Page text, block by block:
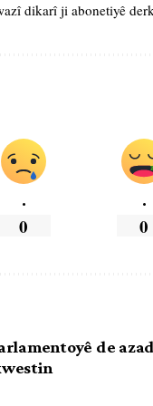
dikarî ji abonetiyê
.
0
.
0
de